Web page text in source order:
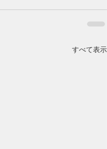
すべて表示